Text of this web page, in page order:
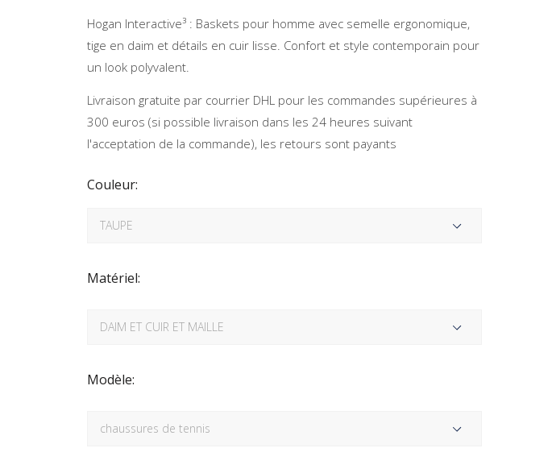
Hogan Interactive³ : Baskets pour homme avec semelle ergonomique,
tige en daim et détails en cuir lisse. Confort et style contemporain pour
un look polyvalent.
Livraison gratuite par courrier DHL pour les commandes supérieures à
300 euros (si possible livraison dans les 24 heures suivant
l'acceptation de la commande), les retours sont payants
Couleur:
Matériel:
Modèle: